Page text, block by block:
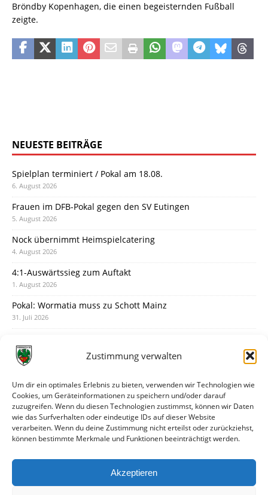
Zustimmung verwalten
Um dir ein optimales Erlebnis zu bieten, verwenden wir Technologien wie
Cookies, um Geräteinformationen zu speichern und/oder darauf
zuzugreifen. Wenn du diesen Technologien zustimmst, können wir Daten
wie das Surfverhalten oder eindeutige IDs auf dieser Website
verarbeiten. Wenn du deine Zustimmung nicht erteilst oder zurückziehst,
können bestimmte Merkmale und Funktionen beeinträchtigt werden.
Akzeptieren
Bröndby Kopenhagen, die einen begeisternden Fußball
zeigte.
NEUESTE BEITRÄGE
Spielplan terminiert / Pokal am 18.08.
6. August 2026
Frauen im DFB-Pokal gegen den SV Eutingen
5. August 2026
Nock übernimmt Heimspielcatering
4. August 2026
4:1-Auswärtssieg zum Auftakt
1. August 2026
Pokal: Wormatia muss zu Schott Mainz
31. Juli 2026
30. Juli 2026
28. Juli 2026
Neuer Rückensponsor
28. Juli 2026
Neue Podcast-Folge: So tickt Björn!
Eindrücke vom Stadionfest
27. Juli 2026